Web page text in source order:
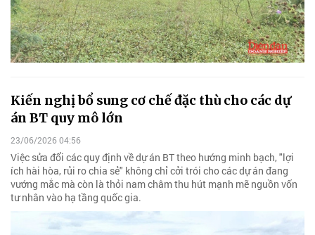
Kiến nghị bổ sung cơ chế đặc thù cho các dự
án BT quy mô lớn
23/06/2026 04:56
Việc sửa đổi các quy định về dự án BT theo hướng minh bạch, "lợi
ích hài hòa, rủi ro chia sẻ" không chỉ cởi trói cho các dự án đang
vướng mắc mà còn là thỏi nam châm thu hút mạnh mẽ nguồn vốn
tư nhân vào hạ tầng quốc gia.